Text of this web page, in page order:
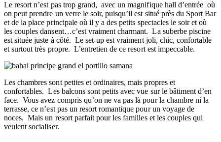
Le resort n’est pas trop grand, avec un magnifique hall d’entrée où
on peut prendre un verre le soir, puisqu’il est situé près du Sport Bar
et de la place principale où il y a des petits spectacles le soir et où
les couples dansent…c’est vraiment charmant. La suberbe piscine
est située juste à côté. Le set-up est vraiment joli, chic, confortable
et surtout très propre. L’entretien de ce resort est impeccable.
Les chambres sont petites et ordinaires, mais propres et
confortables. Les balcons sont petits avec vue sur le bâtiment d’en
face. Vous avez compris qu’on ne va pas là pour la chambre ni la
terrasse, ce n’est pas un resort romantique pour un voyage de
noces. Mais un resort parfait pour les familles et les couples qui
veulent socialiser.